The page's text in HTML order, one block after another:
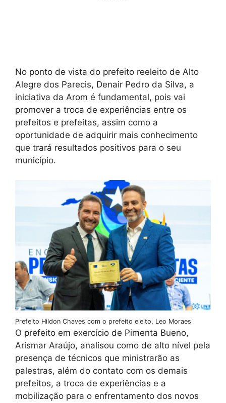
No ponto de vista do prefeito reeleito de Alto
Alegre dos Parecis, Denair Pedro da Silva, a
iniciativa da Arom é fundamental, pois vai
promover a troca de experiências entre os
prefeitos e prefeitas, assim como a
oportunidade de adquirir mais conhecimento
que trará resultados positivos para o seu
município.
Prefeito Hildon Chaves com o prefeito eleito, Leo Moraes
O prefeito em exercício de Pimenta Bueno,
Arismar Araújo, analisou como de alto nível pela
presença de técnicos que ministrarão as
palestras, além do contato com os demais
prefeitos, a troca de experiências e a
mobilização para o enfrentamento dos novos